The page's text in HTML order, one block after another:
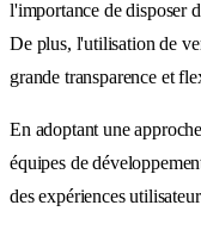
l'importance de disposer
De plus, l'utilisation de
grande transparence et
En adoptant une
équipes de
des expériences